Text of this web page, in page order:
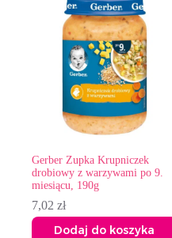
Gerber Zupka Krupniczek
drobiowy z warzywami po 9.
miesiącu, 190g
7,02 zł
Dodaj do koszyka